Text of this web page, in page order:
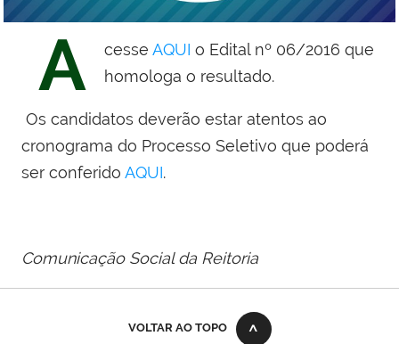
A cesse AQUI o Edital nº 06/2016 que
homologa o resultado.
Os candidatos deverão estar atentos ao
cronograma do Processo Seletivo que poderá
ser conferido AQUI.
Comunicação Social da Reitoria
VOLTAR AO TOPO